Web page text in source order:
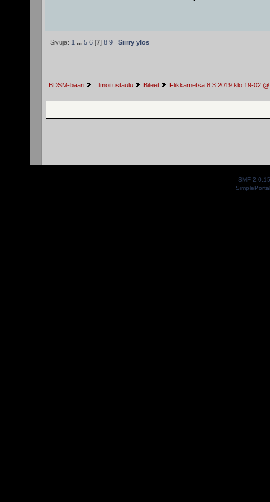
Sivuja: 1 ... 5 6[7] 8 9 Siirry ylös
BDSM-baari Ilmoitustaulu Bileet Flikkametsä 8.3.2019 klo 19-02
SMF 2.0.15